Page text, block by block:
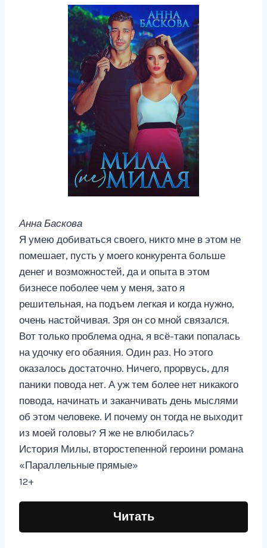
Анна Баскова
Я умею добиваться своего, никто мне в этом не
помешает, пусть у моего конкурента больше
денег и возможностей, да и опыта в этом
бизнесе поболее чем у меня, зато я
решительная, на подъем легкая и когда нужно,
очень настойчивая. Зря он со мной связался.
Вот только проблема одна, я всё-таки попалась
на удочку его обаяния. Один раз. Но этого
оказалось достаточно. Ничего, прорвусь, для
паники повода нет. А уж тем более нет никакого
повода, начинать и заканчивать день мыслями
об этом человеке. И почему он тогда не выходит
из моей головы? Я же не влюбилась?
История Милы, второстепенной героини романа
«Параллельные прямые»
12+
Читать